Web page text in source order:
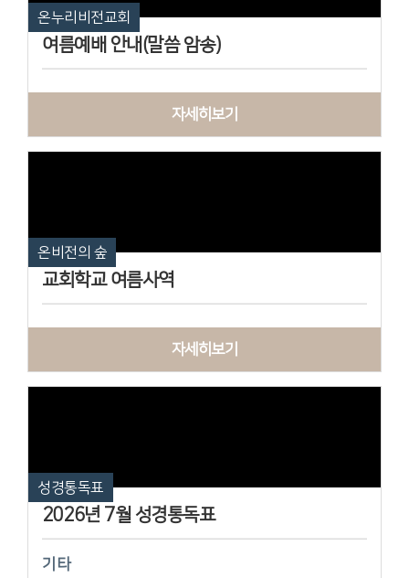
온누리비전교회
여름예배 안내(말씀 암송)
자세히보기
온비전의 숲
교회학교 여름사역
자세히보기
성경통독표
2026년 7월 성경통독표
기타